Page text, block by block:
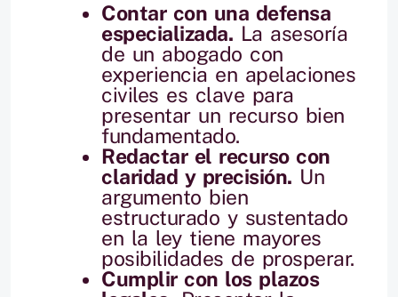
Contar con una defensa
especializada. La asesoría
de un abogado con
experiencia en apelaciones
civiles es clave para
presentar un recurso bien
fundamentado.
Redactar el recurso con
claridad y precisión. Un
argumento bien
estructurado y sustentado
en la ley tiene mayores
posibilidades de prosperar.
Cumplir con los plazos